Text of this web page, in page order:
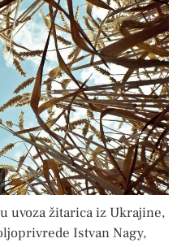
uvoza žitarica iz Ukrajine,
Istvan Nagy,